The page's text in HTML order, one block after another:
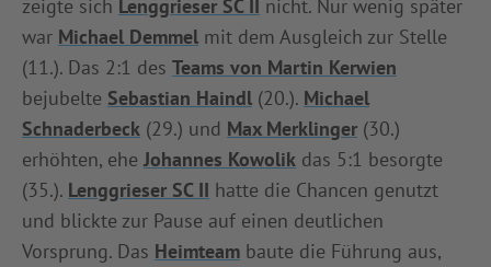
zeigte sich Lenggrieser SC II nicht. Nur wenig später
war Michael Demmel mit dem Ausgleich zur Stelle
(11.). Das 2:1 des Teams von Martin Kerwien
bejubelte Sebastian Haindl (20.). Michael
Schnaderbeck (29.) und Max Merklinger (30.)
erhöhten, ehe Johannes Kowolik das 5:1 besorgte
(35.). Lenggrieser SC II hatte die Chancen genutzt
und blickte zur Pause auf einen deutlichen
Vorsprung. Das Heimteam baute die Führung aus,